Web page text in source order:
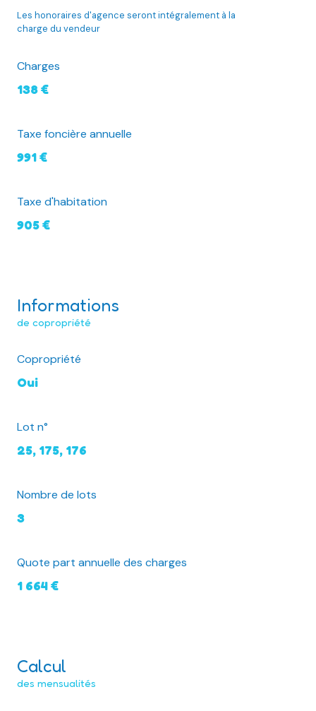
Les honoraires d'agence seront intégralement à la
charge du vendeur
Charges
138 €
Taxe foncière annuelle
991 €
Taxe d'habitation
905 €
Informations
de copropriété
Copropriété
Oui
Lot n°
25, 175, 176
Nombre de lots
3
Quote part annuelle des charges
1 664 €
Calcul
des mensualités